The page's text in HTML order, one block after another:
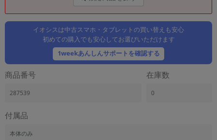
イオシスは中古スマホ・タブレットの買い替えも安心
初めての購入でも安心してお選びいただけます
1weekあんしんサポートを確認する
商品番号
287539
在庫数
0
付属品
本体のみ
メーカー
製造、販売メーカーの絞り込み
「Apple」「SONY」「SHARP」など
商品の搭載機能による絞り込み
「5G対応」「防水」「ワンセグ」など
ドライブ
ランク
「新品」「未使用」「中古」など